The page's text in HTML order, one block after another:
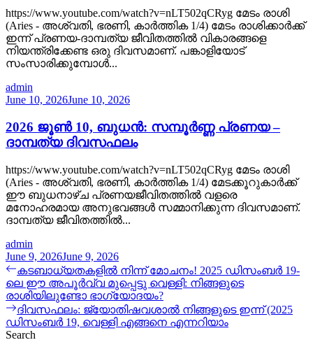
https://www.youtube.com/watch?v=nLT502qCRyg മേടം രാശി
(Aries - അശ്വതി, ഭരണി, കാർത്തിക 1/4) മേടം രാശിക്കാർക്ക്
ഇന്ന് പ്രണയ-ദാമ്പത്യ ജീവിതത്തിൽ വികാരങ്ങളെ
നിയന്ത്രിക്കേണ്ട ഒരു ദിവസമാണ്. പങ്കാളിയോട്
സംസാരിക്കുമ്പോൾ...
admin
June 10, 2026June 10, 2026
2026 ജൂൺ 10, ബുധൻ: സമ്പൂർണ്ണ പ്രണയ –
ദാമ്പത്യ ദിവസഫലം
https://www.youtube.com/watch?v=nLT502qCRyg മേടം രാശി
(Aries - അശ്വതി, ഭരണി, കാർത്തിക 1/4) മേടക്കൂറുകാർക്ക്
ഈ ബുധനാഴ്ച പ്രണയജീവിതത്തിൽ വളരെ
മനോഹരമായ അനുഭവങ്ങൾ സമ്മാനിക്കുന്ന ദിവസമാണ്.
ദാമ്പത്യ ജീവിതത്തിൽ...
admin
June 9, 2026June 9, 2026
Post
navigation
Previous
post:
കടബാധ്യതകളിൽ നിന്ന് മോചനം! 2025 ഡിസംബർ 19-
ലെ ഈ അപൂർവ്വ മുപ്പെട്ടു വെള്ളി: നിങ്ങളുടെ
രാശിയിലുണ്ടോ ഭാഗ്യോദയം?
Next
post:
ദിവസഫലം: ജ്യോതിഷവശാൽ നിങ്ങളുടെ ഇന്ന്‌ (2025
ഡിസംബർ 19, വെള്ളി എങ്ങനെ എന്നറിയാം
Search